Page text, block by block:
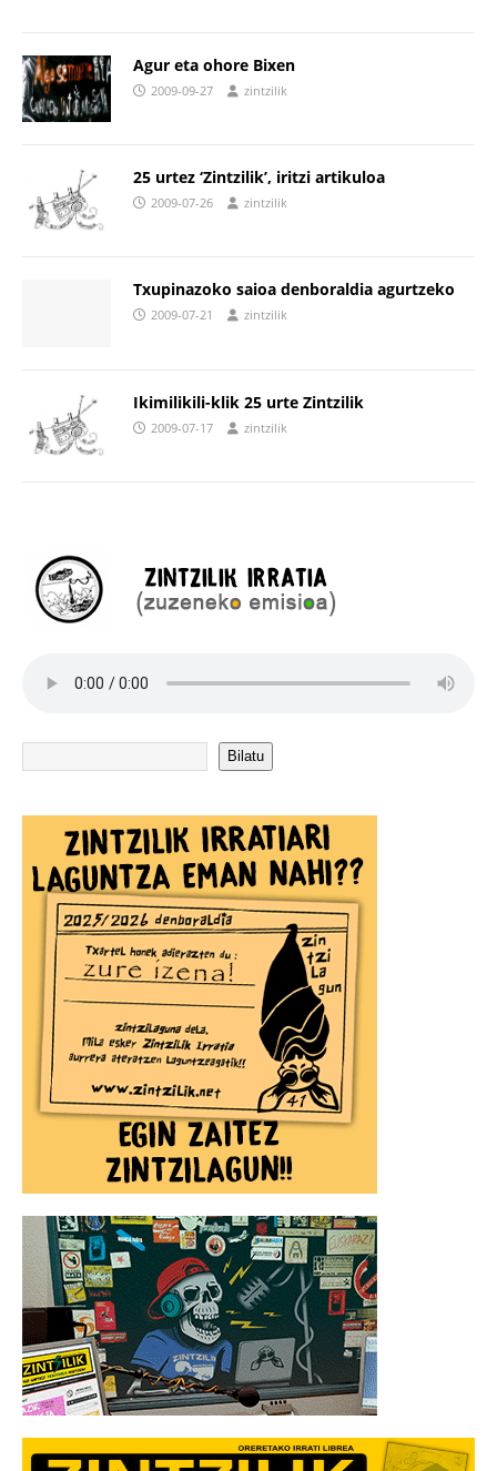
Agur eta ohore Bixen
2009-09-27 zintzilik
25 urtez ‘Zintzilik’, iritzi artikuloa
2009-07-26 zintzilik
Txupinazoko saioa denboraldia agurtzeko
2009-07-21 zintzilik
Ikimilikili-klik 25 urte Zintzilik
2009-07-17 zintzilik
Bilatu